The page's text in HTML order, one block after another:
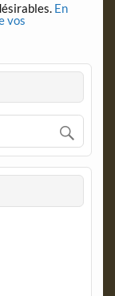
En
vos